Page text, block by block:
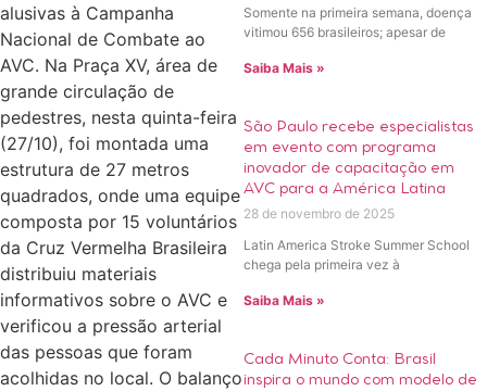
alusivas à Campanha
Nacional de Combate ao
AVC. Na Praça XV, área de
grande circulação de
pedestres, nesta quinta-feira
(27/10), foi montada uma
estrutura de 27 metros
quadrados, onde uma equipe
composta por 15 voluntários
da Cruz Vermelha Brasileira
distribuiu materiais
informativos sobre o AVC e
verificou a pressão arterial
das pessoas que foram
acolhidas no local. O balanço
Somente na primeira semana, doença
vitimou 656 brasileiros; apesar de
Saiba Mais »
São Paulo recebe especialistas
em evento com programa
inovador de capacitação em
AVC para a América Latina
28 de novembro de 2025
Latin America Stroke Summer School
chega pela primeira vez à
Saiba Mais »
Cada Minuto Conta: Brasil
inspira o mundo com modelo de